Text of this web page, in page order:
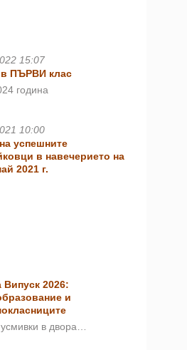
15:07
ПЪРВИ клас
година
10:00
успешните
в навечерието на
2021 г.
2026:
и
в двора…